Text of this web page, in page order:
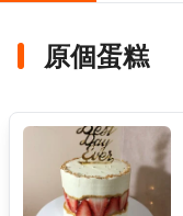
原個蛋糕